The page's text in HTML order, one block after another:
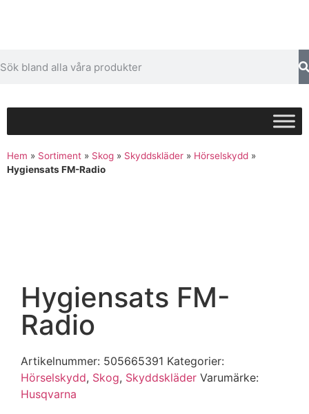
Hem » Sortiment » Skog » Skyddskläder » Hörselskydd »
Hygiensats FM-Radio
Hygiensats FM-
Radio
Artikelnummer: 505665391 Kategorier:
Hörselskydd, Skog, Skyddskläder Varumärke:
Husqvarna